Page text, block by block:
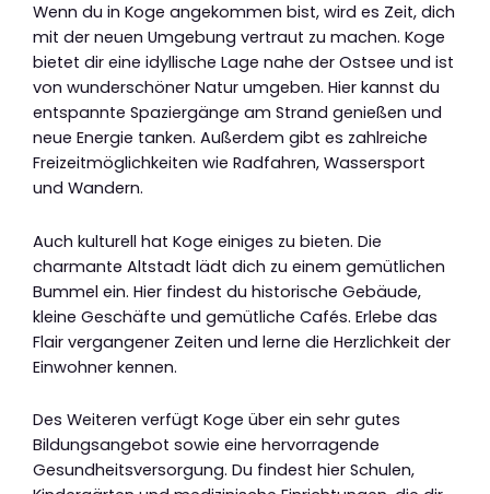
Wenn du in Koge angekommen bist, wird es Zeit, dich
mit der neuen Umgebung vertraut zu machen. Koge
bietet dir eine idyllische Lage nahe der Ostsee und ist
von wunderschöner Natur umgeben. Hier kannst du
entspannte Spaziergänge am Strand genießen und
neue Energie tanken. Außerdem gibt es zahlreiche
Freizeitmöglichkeiten wie Radfahren, Wassersport
und Wandern.
Auch kulturell hat Koge einiges zu bieten. Die
charmante Altstadt lädt dich zu einem gemütlichen
Bummel ein. Hier findest du historische Gebäude,
kleine Geschäfte und gemütliche Cafés. Erlebe das
Flair vergangener Zeiten und lerne die Herzlichkeit der
Einwohner kennen.
Des Weiteren verfügt Koge über ein sehr gutes
Bildungsangebot sowie eine hervorragende
Gesundheitsversorgung. Du findest hier Schulen,